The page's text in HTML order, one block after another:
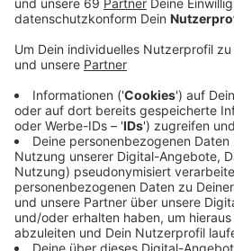
Anzeige
Das Team steht
Kamera für den nächsten
"Lakritz" heißen und im Herbst im
ausgestrahlt werden. Die
zunächst in Köln, in der zweiten
wieder in Münster gedreht,
Markt. Es wird 2019 noch einen
Tatort geben: Im Advent soll